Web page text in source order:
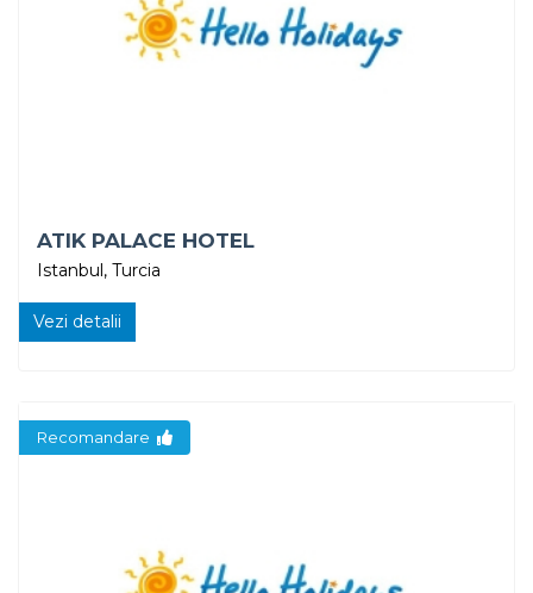
ATIK PALACE HOTEL
Istanbul, Turcia
Vezi detalii
Recomandare